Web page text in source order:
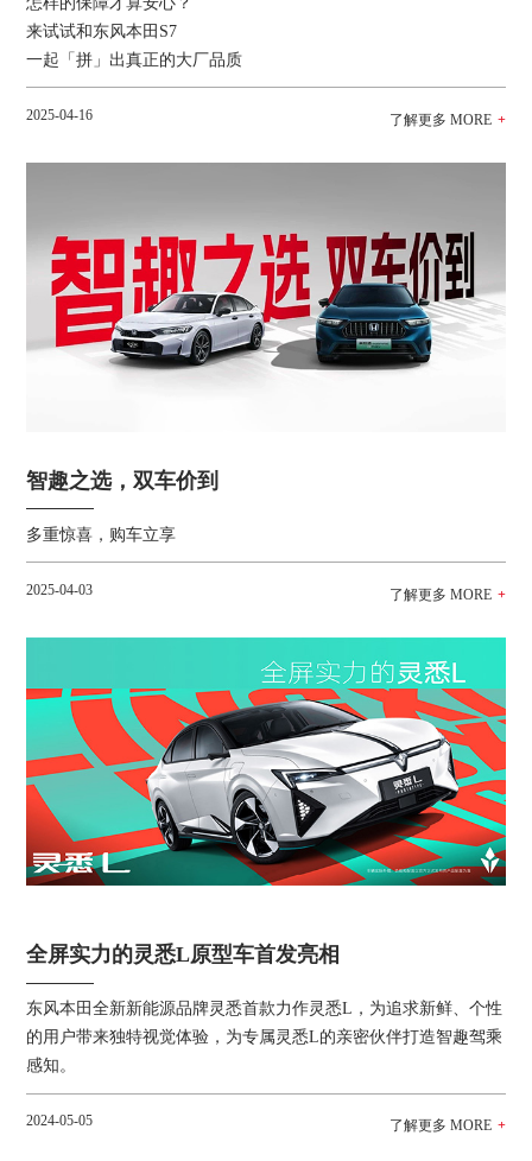
来试试和东风本田S7
一起「拼」出真正的大厂品质
2025-04-16
智趣之选，双车价到
多重惊喜，购车立享
2025-04-03
全屏实力的灵悉L原型车首发亮相
东风本田全新新能源品牌灵悉首款力作灵悉L，为追求新鲜、个性
的用户带来独特视觉体验，为专属灵悉L的亲密伙伴打造智趣驾乘
感知。
2024-05-05